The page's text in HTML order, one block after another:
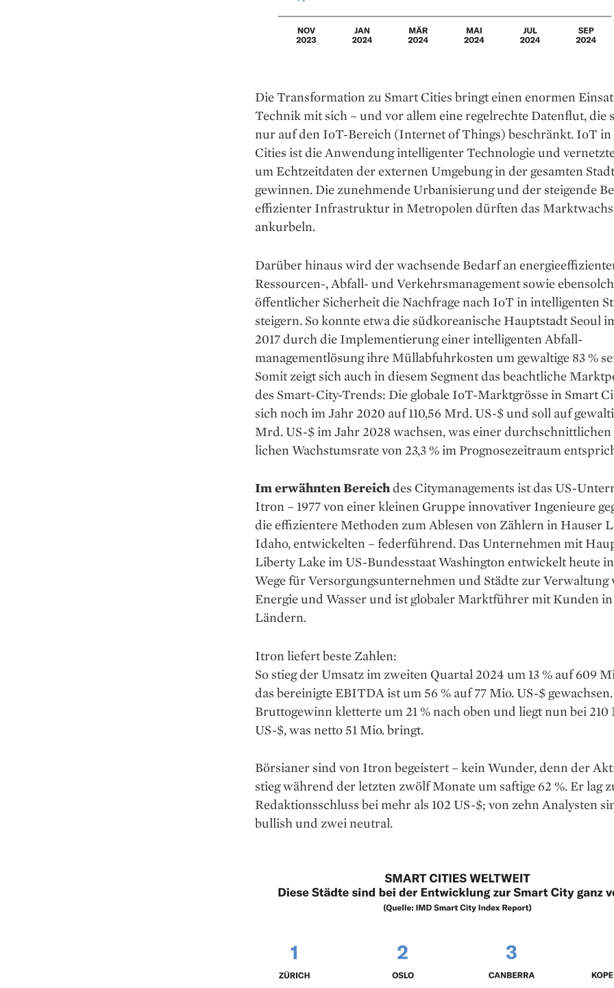
Die Transformation zu Smart Cities bringt einen enormen
Technik mit sich – und vor ­allem eine regelrechte Datenflut, die
nur auf den IoT-Bereich (Internet of Things) beschränkt. IoT in
Cities ist die Anwendung intelligenter Technologie und
um Echtzeitdaten der externen Umgebung in der gesamten
gewinnen. Die zunehmende Urbanisierung und der steigende
effizienter Infrastruktur in Metropolen dürften das
ankurbeln.
Darüber hinaus wird der ­wachsende Bedarf an
Ressourcen-, Abfall- und Verkehrsmanagement sowie
öffentlicher ­Sicherheit die Nachfrage nach IoT in ­intelligenten
steigern. So konnte etwa die südkoreanische Hauptstadt Seoul
2017 durch die Implementierung einer intelligenten Abfall­
managementlösung ihre Müllabfuhrkosten um gewaltige 83 %
Somit zeigt sich auch in diesem Segment das beachtliche
des Smart-City-Trends: Die globale IoT-Marktgrösse in Smart
sich noch im Jahr 2020 auf 110,56 Mrd. US-$ und soll auf
Mrd. US-$ im Jahr 2028 wachsen, was ­einer
lichen Wachstumsrate von 23,3 % im ­Prognosezeitraum
Im erwähnten Bereichdes City­managements ist das US-
Itron – 1977 von einer kleinen Gruppe innovativer Inge­nieure
die effizientere ­Methoden zum Ablesen von Zählern in Hauser
Idaho, entwickelten – ­federführend. Das Unternehmen mit
Liberty Lake im US-Bundesstaat Washington entwickelt heute
Wege für Versorgungsunternehmen und Städte zur Verwaltung
Energie und Wasser und ist globaler Marktführer mit Kunden in
Ländern.
Itron liefert beste Zahlen:
So stieg der Umsatz im zweiten Quartal 2024 um 13 % auf 609
das bereinigte EBITDA ist um 56 % auf 77 Mio. US-$
Brutto­gewinn kletterte um 21 % nach oben und liegt nun bei 210
US-$, was netto 51 Mio. bringt.
Börsianer sind von Itron begeistert – kein Wunder, denn der
stieg während der letzten zwölf Monate um saftige 62 %. Er lag
Redaktionsschluss bei mehr als 102 US-$; von zehn Ana­lysten
bullish und zwei neutral.